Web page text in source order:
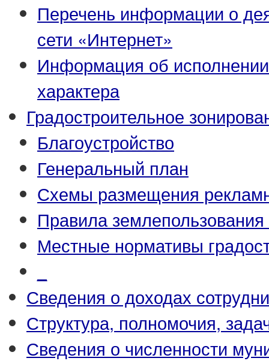
Перечень информации о
сети «Интернет»
Информация об
характера
Градостроительное
Благоустройство
Генеральный план
Схемы размещения
Правила землепользования
Местные нормативы
Сведения о доходах
Структура, полномочия,
Сведения о численности